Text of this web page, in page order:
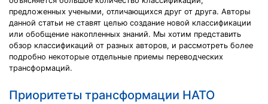
предложенных учеными, отличающихся друг от друга. Авторы
данной статьи не ставят целью создание новой классификации
или обобщение накопленных знаний. Мы хотим представить
обзор классификаций от разных авторов, и рассмотреть более
подробно некоторые отдельные приемы переводческих
трансформаций.
Приоритеты трансформации НАТО